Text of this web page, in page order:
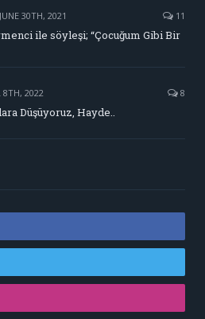
30TH, 2021 11
ile söyleşi; “Çocuğum Gibi Bir
8TH, 2022 8
Düşüyoruz, Hayde..